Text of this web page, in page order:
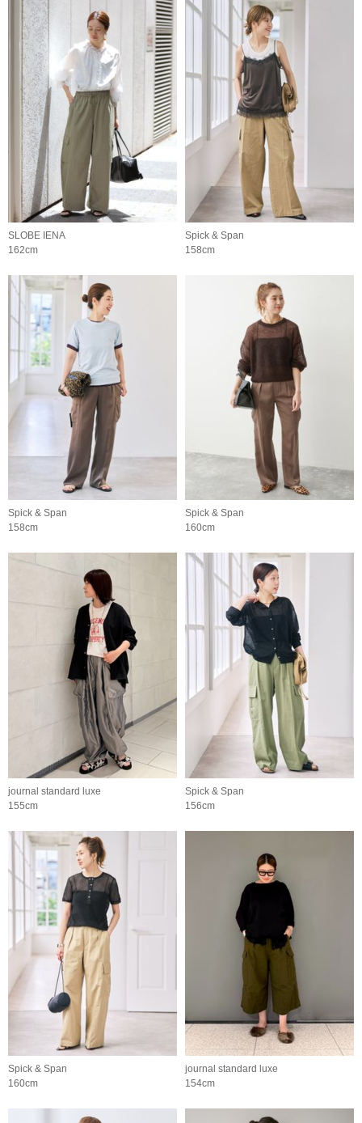
SLOBE IENA
162cm
Spick & Span
158cm
Spick & Span
158cm
Spick & Span
160cm
journal standard luxe
155cm
Spick & Span
156cm
Spick & Span
160cm
journal standard luxe
154cm